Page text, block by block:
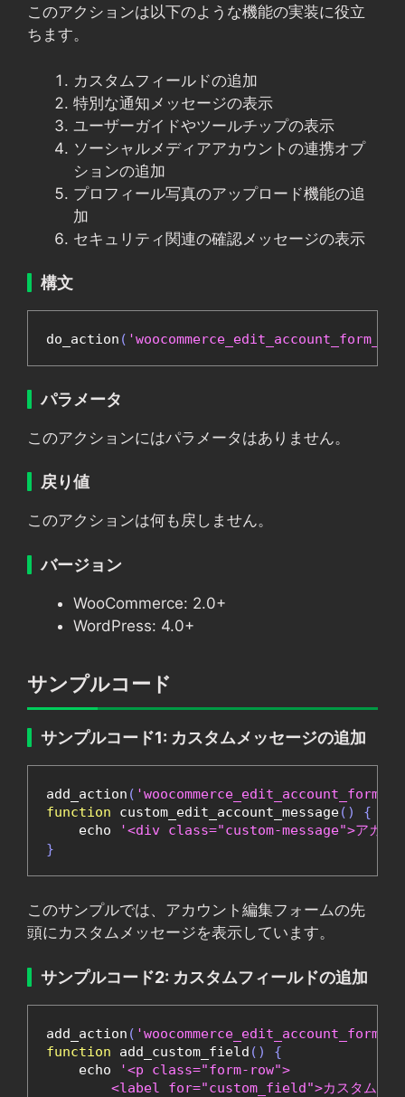
このアクションは以下のような機能の実装に役立
ちます。
カスタムフィールドの追加
特別な通知メッセージの表示
ユーザーガイドやツールチップの表示
ソーシャルメディアアカウントの連携オプ
ションの追加
プロフィール写真のアップロード機能の追
加
セキュリティ関連の確認メッセージの表示
構文
do_action (
パラメータ
このアクションにはパラメータはありません。
戻り値
このアクションは何も戻しません。
バージョン
WooCommerce: 2.0+
WordPress: 4.0+
サンプルコード
サンプルコード1: カスタムメッセージの追加
add_action (
function custom_edit_account_message()
{
    echo
'<div class="custom-message">アカウン
}
このサンプルでは、アカウント編集フォームの先
頭にカスタムメッセージを表示しています。
サンプルコード2: カスタムフィールドの追加
add_action (
function add_custom_field ()
{
    echo
'<p class="form-row">
<label for="custom_field">カスタムフ